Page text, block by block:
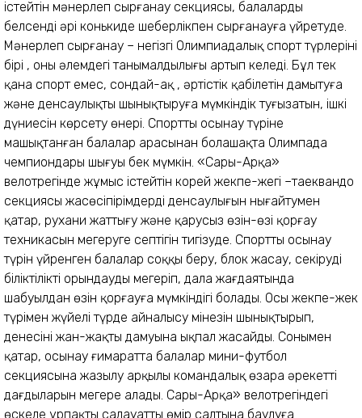
істейтін мәнерлеп сырғанау секциясы, балалардың
белсенді әрі конькиде шеберлікпен сырғанауға үйретуде.
Мәнерлеп сырғанау – негізгі Олимпиадалық спорт түрлерінің
бірі , оның әлемдегі танымалдылығы артып келеді. Бұл тек
қана спорт емес, сондай-ақ , әртістік қабілетін дамытуға
және денсаулықты шынықтыруға мүмкіндік туғызатын, ішкі
дүниесін көрсету өнері. Спорттың осынау түріне
машықтанған балалар арасынан болашақта Олимпада
чемпиондары шығуы бек мүмкін. «Сары-Арқа»
велотрегінде жұмыс істейтін корей жекпе-жегі –таеквандо
секциясы жасөсіпірімдердің денсаулығын нығайтумен
қатар, рухани жаттығу және қарусыз өзін-өзі қорғау
техникасын меңгеруге септігін тигізуде. Спорттың осынау
түрін үйренген балалар соққы беру, блок жасау, секіруді
біліктілікті орындауды меңгеріп, дала жағдаятында
шабуылдан өзін қорғауға мүмкіндігі болады. Осы жекпе-жек
түрімен жүйелі түрде айналысу мінезін шынықтырып,
денесінің жан-жақты дамуына ықпал жасайды. Сонымен
қатар, осынау ғимаратта балалар мини-футбол
секциясына жазылу арқылы командалық өзара әрекеттің
дағдыларын меңгере алады. Сары-Арқа» велотрегіндегі
өскелең ұрпақты салауатты өмір салтына баулуға